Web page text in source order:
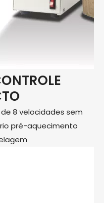
8 velocidades sem
pré-aquecimento